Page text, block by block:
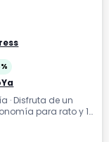
· Disfruta de un
para rato y 12
por un ...